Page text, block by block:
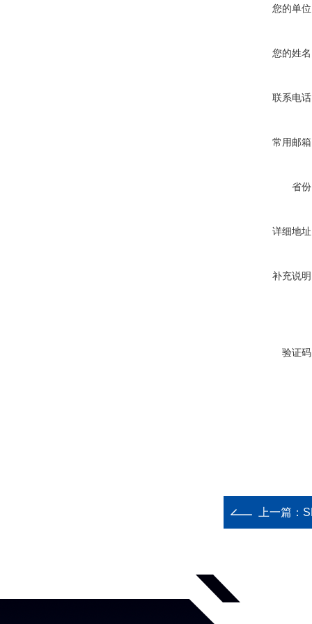
您的单位
您的姓名
联系电话
常用邮箱
省份
详细地址
补充说明
验证码
上一篇：